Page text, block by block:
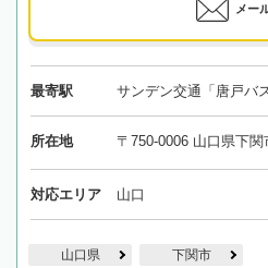
メー
最寄駅 サンデン交通「唐戸バ
所在地 〒750-0006 山口県下関
対応エリア 山口
山口県 下関市